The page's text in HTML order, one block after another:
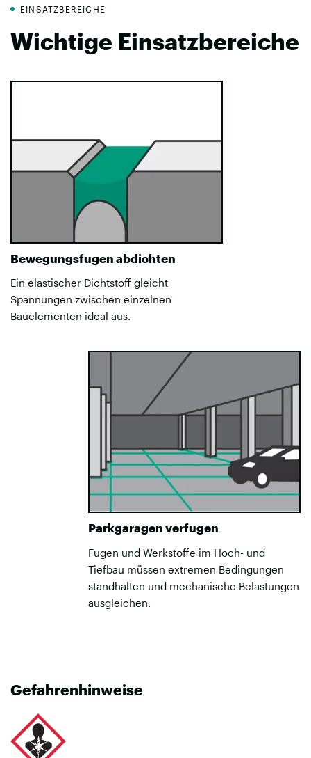
EINSATZBEREICHE
Wichtige Einsatzbereiche
Bewegungsfugen abdichten
Ein elastischer Dichtstoff gleicht
Spannungen zwischen einzelnen
Bauelementen ideal aus.
Parkgaragen verfugen
Fugen und Werkstoffe im Hoch- und
Tiefbau müssen extremen Bedingungen
standhalten und mechanische Belastungen
ausgleichen.
Gefahrenhinweise